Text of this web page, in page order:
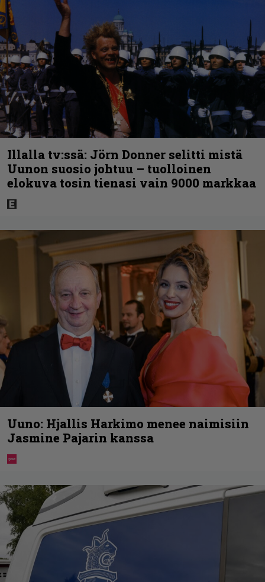
Illalla tv:ssä: Jörn Donner selitti mistä
Uunon suosio johtuu – tuolloinen
elokuva tosin tienasi vain 9000 markkaa
Uuno: Hjallis Harkimo menee naimisiin
Jasmine Pajarin kanssa